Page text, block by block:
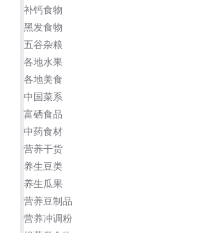
补钙食物
黑发食物
五谷杂粮
各地水果
各地美食
中国菜系
富硒食品
中药食材
营养干货
养生豆类
养生瓜果
营养豆制品
营养冲调粉